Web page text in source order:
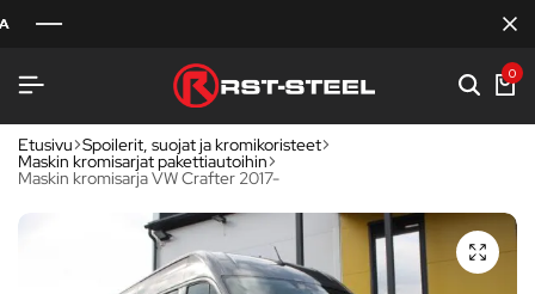
0
Etusivu Spoilerit, suojat ja kromikoristeet
Maskin kromisarjat pakettiautoihin
Maskin kromisarja VW Crafter 2017-